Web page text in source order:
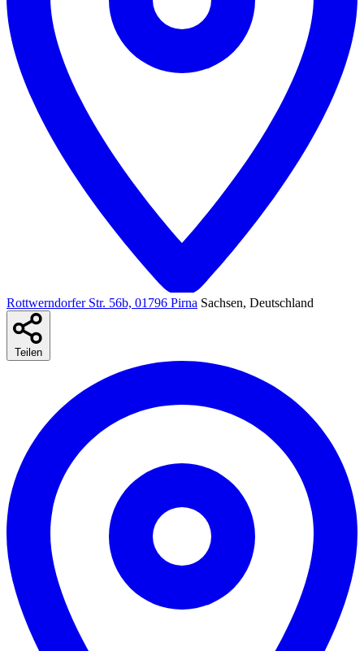
Rottwerndorfer Str. 56b, 01796 Pirna Sachsen, Deutschland
Teilen